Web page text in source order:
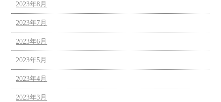
2023年8月
2023年7月
2023年6月
2023年5月
2023年4月
2023年3月